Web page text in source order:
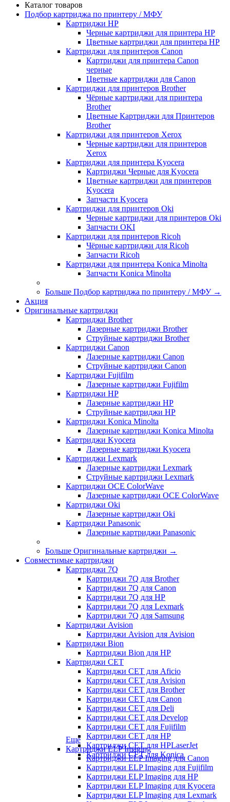
Каталог товаров
Подбор картриджа по принтеру / МФУ
Картриджи HP
Черные картриджи для принтера HP
Цветные картриджи для принтера HP
Картриджи для принтеров Сanon
Картриджи для принтера Сanon
черные
Цветные картриджи для Сanon
Картриджи для принтеров Brother
Чёрные картриджи для принтера
Brother
Цветные Картриджи для Принтеров
Brother
Картриджи для принтеров Xerox
Черные картриджи для принтеров
Xerox
Картриджи для принтера Kyocera
Картриджи Черные для Kyocera
Цветные картриджи для принтеров
Kyocera
Запчасти Kyocera
Картриджи для принтеров Oki
Черные картриджи для принтеров Oki
Запчасти OKI
Картриджи для принтеров Ricoh
Чёрные картриджи для Ricoh
Запчасти Ricoh
Картриджи для принтера Konica Minolta
Запчасти Koniсa Minolta
Больше Подбор картриджа по принтеру / МФУ →
Акция
Оригинальные картриджи
Картриджи Brother
Лазерные картриджи Brother
Струйные картриджи Brother
Картриджи Canon
Лазерные картриджи Canon
Струйные картриджи Canon
Картриджи Fujifilm
Лазерные картриджи Fujifilm
Картриджи HP
Лазерные картриджи HP
Струйные картриджи HP
Картриджи Konica Minolta
Лазерные картриджи Konica Minolta
Картриджи Kyocera
Лазерные картриджи Kyocera
Картриджи Lexmark
Лазерные картриджи Lexmark
Струйные картриджи Lexmark
Картриджи OCE ColorWave
Лазерные картриджи OCE ColorWave
Картриджи Oki
Лазерные картриджи Oki
Картриджи Panasonic
Лазерные картриджи Panasonic
Больше Оригинальные картриджи →
Совместимые картриджи
Картриджи 7Q
Картриджи 7Q для Brother
Картриджи 7Q для Canon
Картриджи 7Q для HP
Картриджи 7Q для Lexmark
Картриджи 7Q для Samsung
Картриджи Avision
Картриджи Avision для Avision
Картриджи Bion
Картриджи Bion для HP
Картриджи CET
Картриджи CET для Aficio
Картриджи CET для Avision
Картриджи CET для Brother
Картриджи CET для Canon
Картриджи CET для Deli
Картриджи CET для Develop
Картриджи CET для Fujifilm
Картриджи CET для HP
Картриджи CET для HPLaserJet
Картриджи CET для Konica
Еще
Картриджи ELP Imaging
Картриджи ELP Imaging для Canon
Картриджи ELP Imaging для Fujifilm
Картриджи ELP Imaging для HP
Картриджи ELP Imaging для Kyocera
Картриджи ELP Imaging для Lexmark